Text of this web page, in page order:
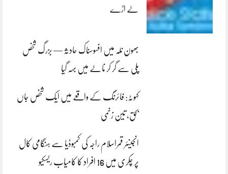
لے اڑے
بھون نلہ میں افسوسناک حادثہ — بزرگ شخص
پلی سے گر کر نالے میں بہہ گیا
کہوٹہ: فائرنگ کے واقعے میں ایک شخص جاں
بحق، تین زخمی
انجینئر قمراسلام راجہ کی کمبوڈیا سے ہنگامی کال
پر چکری میں 16 افراد کا کامیاب ریسکیو